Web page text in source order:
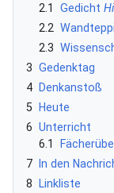
2.1
Gedicht
2.2
2.3
3 Gedenktag
4
Denkanstoß
5
Heute
6 Unterricht
6.1
7
In den
8
Linkliste